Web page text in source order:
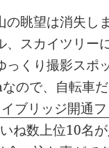
眺望は消失し
スカイツリー
っくり撮影スポ
ので、自転車
ブリッジ開通
ね数上位10名